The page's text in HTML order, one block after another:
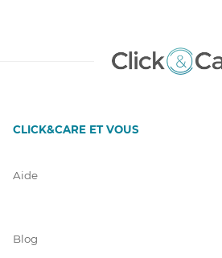
CLICK&CARE ET VOUS
Aide
Blog